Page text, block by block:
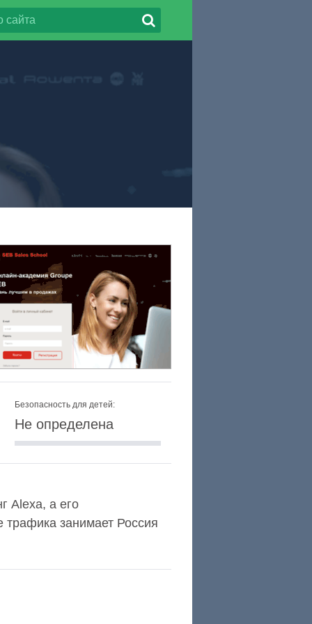
Безопасность для детей:
Не определена
Alexa, а его
занимает Россия